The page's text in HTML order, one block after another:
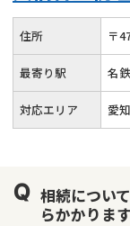
住所 〒
最寄り駅 名
対応エリア 愛
相続につい
らかかりま